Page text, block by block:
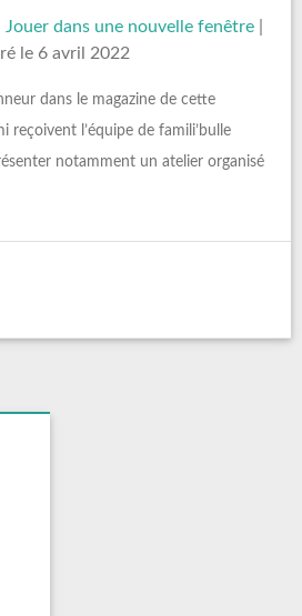
Jouer dans une nouvelle fenêtre
le 6 avril 2022
dans le magazine de cette
reçoivent l’équipe de famili’bulle
notamment un atelier organisé